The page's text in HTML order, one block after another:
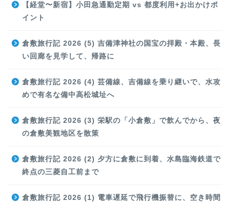
【経堂〜新宿】小田急通勤定期 vs 都度利用+お出かけポ
イント
倉敷旅行記 2026 (5) 吉備津神社の国宝の拝殿・本殿、長
い回廊を見学して、帰路に
倉敷旅行記 2026 (4) 芸備線、吉備線を乗り継いで、水攻
めで有名な備中高松城址へ
倉敷旅行記 2026 (3) 栄駅の「小倉敷」で飲んでから、夜
の倉敷美観地区を散策
倉敷旅行記 2026 (2) 夕方に倉敷に到着、水島臨海鉄道で
終点の三菱自工前まで
倉敷旅行記 2026 (1) 電車遅延で飛行機振替に、空き時間